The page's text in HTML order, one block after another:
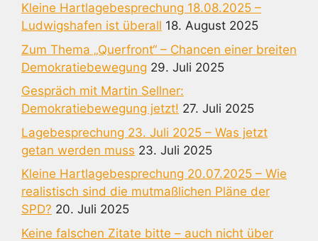
Kleine Hartlagebesprechung 18.08.2025 –
Ludwigshafen ist überall 18. August 2025
Zum Thema „Querfront“ – Chancen einer breiten
Demokratiebewegung 29. Juli 2025
Gespräch mit Martin Sellner:
Demokratiebewegung jetzt! 27. Juli 2025
Lagebesprechung 23. Juli 2025 – Was jetzt
getan werden muss 23. Juli 2025
Kleine Hartlagebesprechung 20.07.2025 – Wie
realistisch sind die mutmaßlichen Pläne der
SPD? 20. Juli 2025
Keine falschen Zitate bitte – auch nicht über